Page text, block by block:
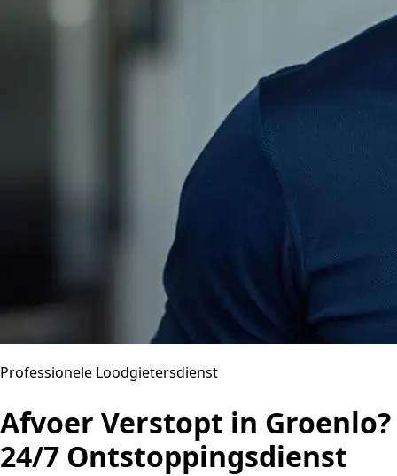
Professionele Loodgietersdienst
Afvoer Verstopt in Groenlo?
24/7 Ontstoppingsdienst